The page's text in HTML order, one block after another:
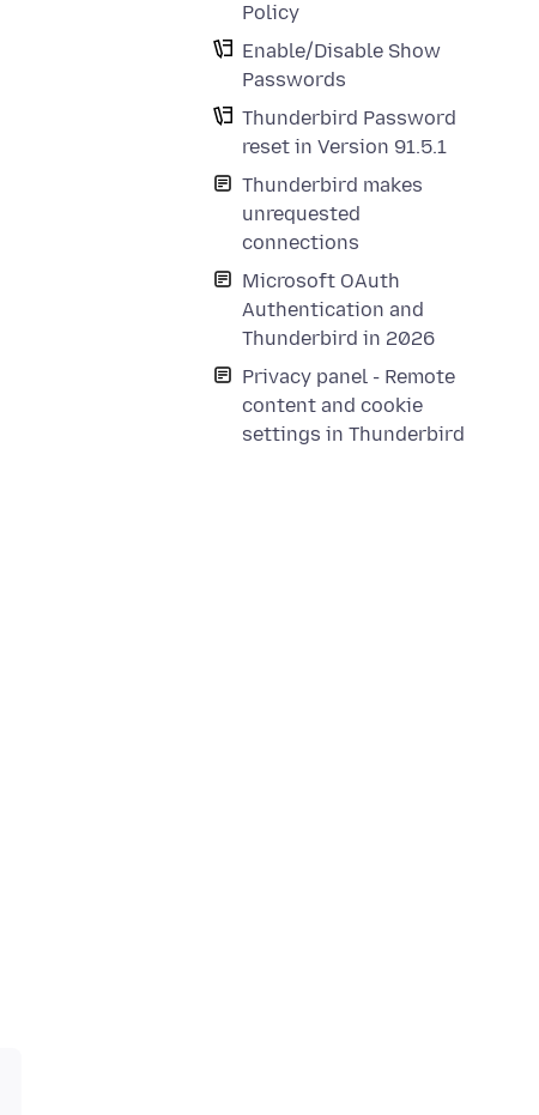
Policy
Enable/Disable Show
Passwords
Thunderbird Password
reset in Version 91.5.1
Thunderbird makes
unrequested
connections
Microsoft OAuth
Authentication and
Thunderbird in 2026
Privacy panel - Remote
content and cookie
settings in Thunderbird